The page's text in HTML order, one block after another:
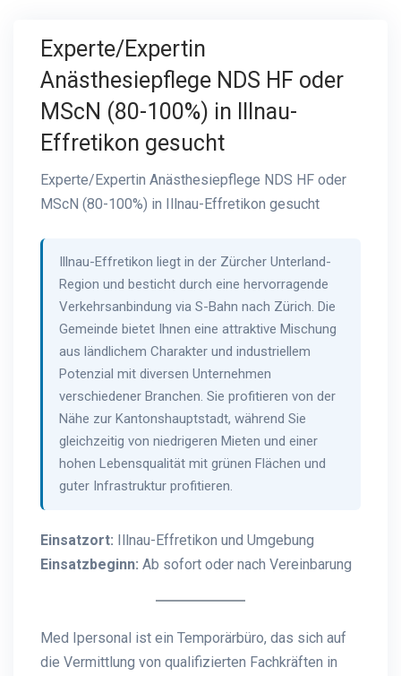
Experte/Expertin
Anästhesiepflege NDS HF oder
MScN (80-100%) in Illnau-
Effretikon gesucht
Experte/Expertin Anästhesiepflege NDS HF oder
MScN (80-100%) in Illnau-Effretikon gesucht
Illnau-Effretikon liegt in der Zürcher Unterland-
Region und besticht durch eine hervorragende
Verkehrsanbindung via S-Bahn nach Zürich. Die
Gemeinde bietet Ihnen eine attraktive Mischung
aus ländlichem Charakter und industriellem
Potenzial mit diversen Unternehmen
verschiedener Branchen. Sie profitieren von der
Nähe zur Kantonshauptstadt, während Sie
gleichzeitig von niedrigeren Mieten und einer
hohen Lebensqualität mit grünen Flächen und
guter Infrastruktur profitieren.
Einsatzort: Illnau-Effretikon und Umgebung
Einsatzbeginn: Ab sofort oder nach Vereinbarung
Med Ipersonal ist ein Temporärbüro, das sich auf
die Vermittlung von qualifizierten Fachkräften in